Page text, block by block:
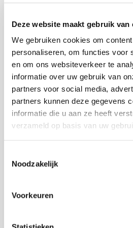
Deze website maakt gebruik van
We gebruiken cookies om
personaliseren, om functies voor
en om ons websiteverkeer te
informatie over uw gebruik van
partners voor social media,
partners kunnen deze gegevens
informatie die u aan ze heeft
verzameld op basis van uw
Noodzakelijk
Voorkeuren
Vergelijkbare uitjes
Bekijk